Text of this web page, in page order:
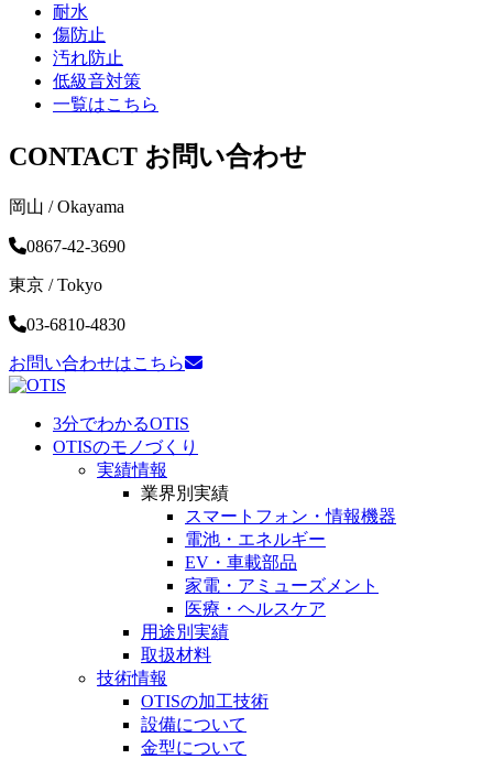
耐水
傷防止
汚れ防止
低級音対策
一覧はこちら
CONTACT お問い合わせ
岡山 / Okayama
0867-42-3690
東京 / Tokyo
03-6810-4830
お問い合わせはこちら
3分でわかるOTIS
OTISのモノづくり
実績情報
業界別実績
スマートフォン・情報機器
電池・ エネルギー
EV・車載部品
家電・ アミューズメント
医療・ ヘルスケア
用途別実績
取扱材料
技術情報
OTISの加工技術
設備について
金型について